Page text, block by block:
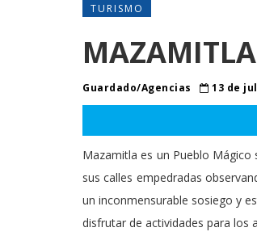
TURISMO
Guardado/Agencias 13 de
Mazamitla es un Pueblo
sus calles empedradas
un inconmensurable sosiego y
disfrutar de actividades para los